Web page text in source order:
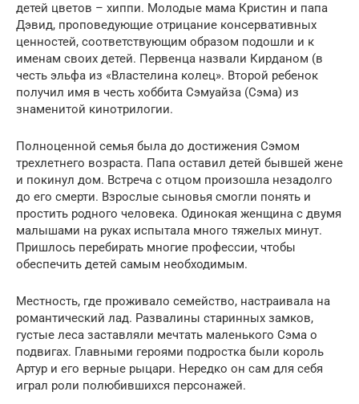
детей цветов – хиппи. Молодые мама Кристин и папа
Дэвид, проповедующие отрицание консервативных
ценностей, соответствующим образом подошли и к
именам своих детей. Первенца назвали Кирданом (в
честь эльфа из «Властелина колец». Второй ребенок
получил имя в честь хоббита Сэмуайза (Сэма) из
знаменитой кинотрилогии.
Полноценной семья была до достижения Сэмом
трехлетнего возраста. Папа оставил детей бывшей жене
и покинул дом. Встреча с отцом произошла незадолго
до его смерти. Взрослые сыновья смогли понять и
простить родного человека. Одинокая женщина с двумя
малышами на руках испытала много тяжелых минут.
Пришлось перебирать многие профессии, чтобы
обеспечить детей самым необходимым.
Местность, где проживало семейство, настраивала на
романтический лад. Развалины старинных замков,
густые леса заставляли мечтать маленького Сэма о
подвигах. Главными героями подростка были король
Артур и его верные рыцари. Нередко он сам для себя
играл роли полюбившихся персонажей.